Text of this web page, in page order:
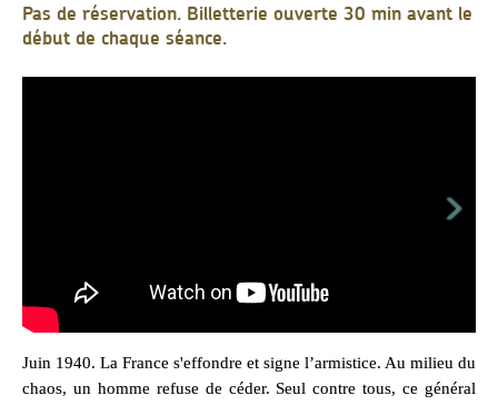
Pas de réservation. Billetterie ouverte 30 min avant le
début de chaque séance.
Juin 1940. La France s'effondre et signe l’armistice. Au milieu du
chaos, un homme refuse de céder. Seul contre tous, ce général